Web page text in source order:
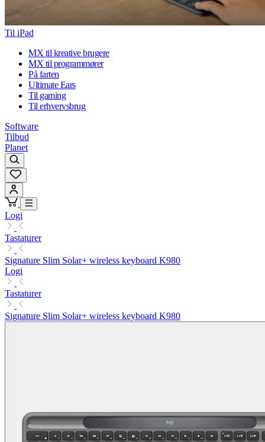
Til iPad
MX til kreative brugere
MX til programmører
På farten
Ultimate Ears
Til gaming
Til erhvervsbrug
Software
Tilbud
Planet
Logi
Tastaturer
Signature Slim Solar+ wireless keyboard K980
Logi
Tastaturer
Signature Slim Solar+ wireless keyboard K980